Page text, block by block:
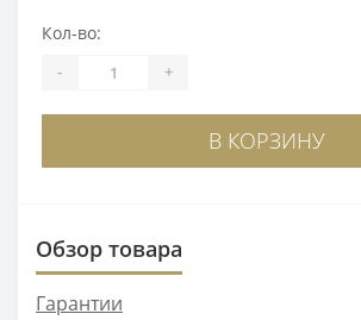
Кол-во:
- +
В КОРЗИНУ
Обзор товара
Гарантии